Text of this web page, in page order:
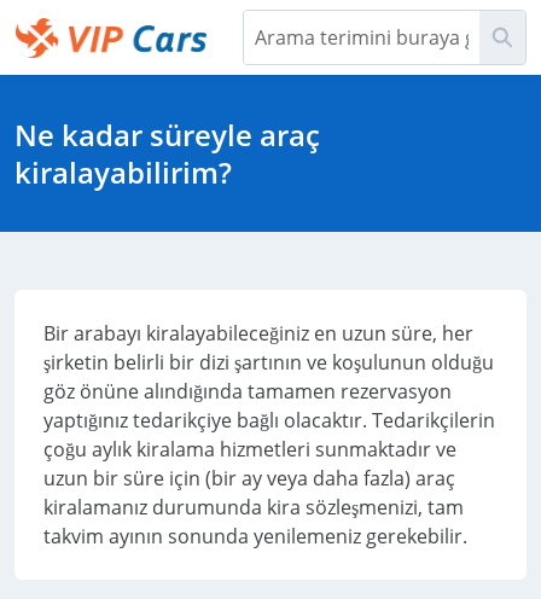
Ana
İçeriğe
Geç
Ne kadar süreyle araç
kiralayabilirim?
Bir arabayı kiralayabileceğiniz en uzun süre, her
şirketin belirli bir dizi şartının ve koşulunun olduğu
göz önüne alındığında tamamen rezervasyon
yaptığınız tedarikçiye bağlı olacaktır. Tedarikçilerin
çoğu aylık kiralama hizmetleri sunmaktadır ve
uzun bir süre için (bir ay veya daha fazla) araç
kiralamanız durumunda kira sözleşmenizi, tam
takvim ayının sonunda yenilemeniz gerekebilir.